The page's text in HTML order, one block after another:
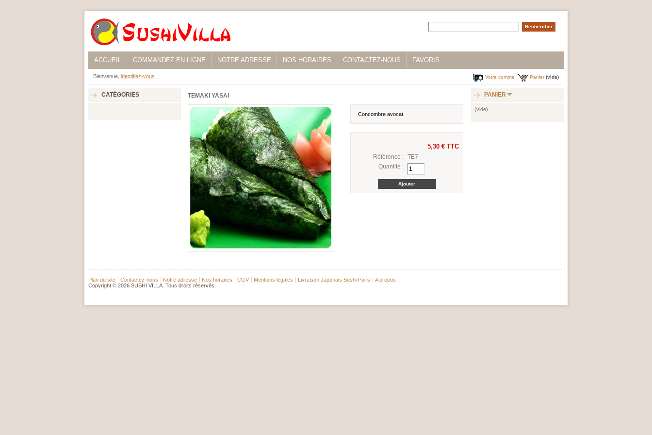
ACCUEIL COMMANDEZ EN LIGNE NOTRE ADRESSE NOS HORAIRES CONTACTEZ-NOUS FAVORIS
Bienvenue, identifiez-vous Panier (vide)
Votre compte
CATÉGORIES TEMAKI YASAI
Concombre avocat
5,30 €TTC
Référence :
TE7
Quantité :
PANIER
(vide)
Plan du site Contactez-nous Notre adresse Nos horaires CGV Mentions legales Livraison Japonais Sushi Paris
A propos
Copyright © 2026 SUSHI VILLA. Tous droits réservés.